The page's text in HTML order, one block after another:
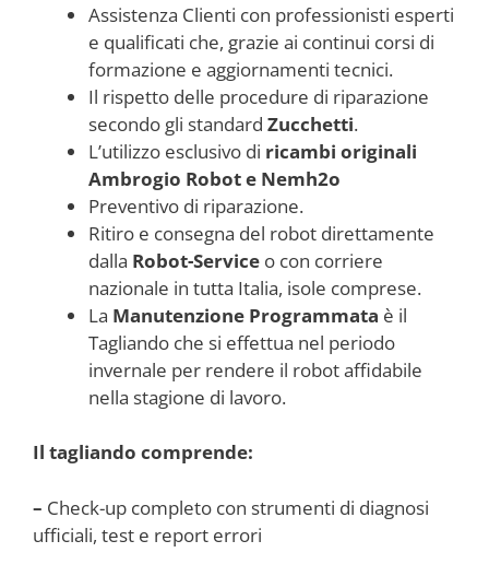
Assistenza Clienti con professionisti esperti
e qualificati che, grazie ai continui corsi di
formazione e aggiornamenti tecnici.
Il rispetto delle procedure di riparazione
secondo gli standard Zucchetti.
L’utilizzo esclusivo di ricambi originali
Ambrogio Robot e Nemh2o
Preventivo di riparazione.
Ritiro e consegna del robot direttamente
dalla Robot-Service o con corriere
nazionale in tutta Italia, isole comprese.
La Manutenzione Programmata è il
Tagliando che si effettua nel periodo
invernale per rendere il robot affidabile
nella stagione di lavoro.
Il tagliando comprende:
– Check-up completo con strumenti di diagnosi
ufficiali, test e report errori